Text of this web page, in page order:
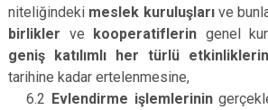
niteliğindeki meslek kuruluşlarıve
birlikler ve kooperatiflerin genel
geniş katılımlı her türlü
tarihine kadar ertelenmesine,
6.2 Evlendirme işlemlerinin